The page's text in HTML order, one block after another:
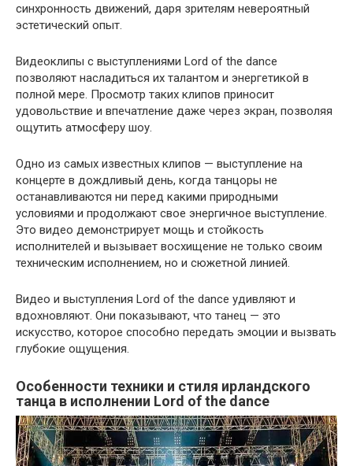
синхронность движений, даря зрителям невероятный
эстетический опыт.
Видеоклипы с выступлениями Lord of the dance
позволяют насладиться их талантом и энергетикой в
полной мере. Просмотр таких клипов приносит
удовольствие и впечатление даже через экран, позволяя
ощутить атмосферу шоу.
Одно из самых известных клипов — выступление на
концерте в дождливый день, когда танцоры не
останавливаются ни перед какими природными
условиями и продолжают свое энергичное выступление.
Это видео демонстрирует мощь и стойкость
исполнителей и вызывает восхищение не только своим
техническим исполнением, но и сюжетной линией.
Видео и выступления Lord of the dance удивляют и
вдохновляют. Они показывают, что танец — это
искусство, которое способно передать эмоции и вызвать
глубокие ощущения.
Особенности техники и стиля ирландского
танца в исполнении Lord of the dance